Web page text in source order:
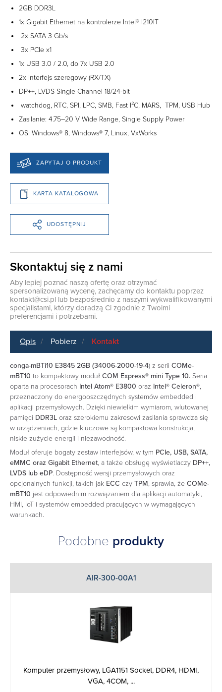
2GB DDR3L
1x Gigabit Ethernet na kontrolerze Intel® I210IT
2x SATA 3 Gb/s
3x PCIe x1
1x USB 3.0 / 2.0, do 7x USB 2.0
2x interfejs szeregowy (RX/TX)
DP++, LVDS Single Channel 18/24-bit
watchdog, RTC, SPI, LPC, SMB, Fast I²C, MARS, TPM, USB Hub
Zasilanie: 4.75–20 V Wide Range, Single Supply Power
OS: Windows® 8, Windows® 7, Linux, VxWorks
ZAPYTAJ O PRODUKT
KARTA KATALOGOWA
UDOSTĘPNIJ
Skontaktuj się z nami
Aby lepiej poznać naszą ofertę oraz otrzymać
spersonalizowaną wycenę, zachęcamy do kontaktu poprzez
kontakt@csi.pl lub bezpośrednio z naszymi wykwalifikowanymi
specjalistami, którzy doradzą Ci zgodnie z Twoimi
preferencjami i potrzebami.
Opis Pobierz Kontakt
conga-mBTi10 E3845 2GB (34006-2000-19-4) z serii COMe-
mBT10 to kompaktowy moduł COM Express® mini Type 10. Seria
oparta na procesorach Intel Atom® E3800 oraz Intel® Celeron®,
przeznaczony do energooszczędnych systemów embedded i
aplikacji przemysłowych. Dzięki niewielkim wymiarom, wlutowanej
pamięci DDR3L oraz szerokiemu zakresowi zasilania sprawdza się
w urządzeniach, gdzie kluczowe są kompaktowa konstrukcja,
niskie zużycie energii i niezawodność.
Moduł oferuje bogaty zestaw interfejsów, w tym PCIe, USB, SATA,
eMMC oraz Gigabit Ethernet, a także obsługę wyświetlaczy DP++,
LVDS lub eDP. Dostępność wersji przemysłowych oraz
opcjonalnych funkcji, takich jak ECC czy TPM, sprawia, że COMe-
mBT10 jest odpowiednim rozwiązaniem dla aplikacji automatyki,
HMI, IoT i systemów embedded pracujących w wymagających
warunkach.
Podobne produkty
AIR-300-00A1
Komputer przemysłowy, LGA1151 Socket, DDR4, HDMI,
VGA, 4COM, ...